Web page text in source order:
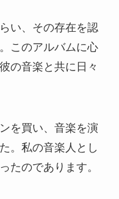
い、その存在を認
このアルバムに心
の音楽と共に日々
を買い、音楽を演
。私の音楽人とし
たのであります。